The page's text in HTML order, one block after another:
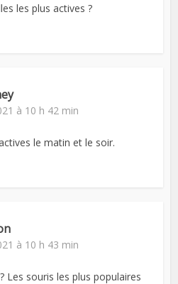
les plus actives ?
à 10 h 42 min
le matin et le soir.
à 10 h 43 min
Les souris les plus populaires